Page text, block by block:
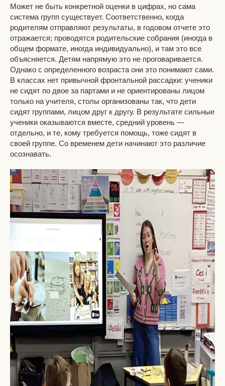
Может не быть конкретной оценки в цифрах, но сама
система групп существует. Соответственно, когда
родителям отправляют результаты, в годовом отчете это
отражается; проводятся родительские собрания (иногда в
общем формате, иногда индивидуально), и там это все
объясняется. Детям напрямую это не проговаривается.
Однако с определенного возраста они это понимают сами.
В классах нет привычной фронтальной рассадки: ученики
не сидят по двое за партами и не ориентированы лицом
только на учителя, столы организованы так, что дети
сидят группами, лицом друг к другу. В результате сильные
ученики оказываются вместе, средний уровень —
отдельно, и те, кому требуется помощь, тоже сидят в
своей группе. Со временем дети начинают это различие
осознавать.